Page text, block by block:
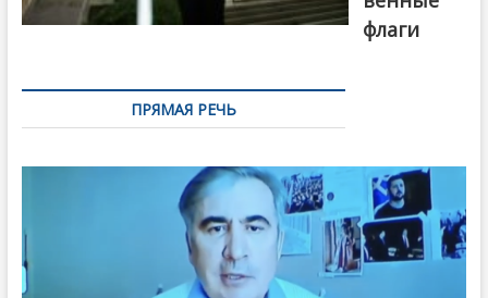
флаги
ПРЯМАЯ РЕЧЬ